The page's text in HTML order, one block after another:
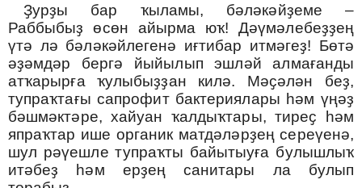
Ҙурҙы бар ҡыламы, бәләкәйҙеме –
Раббыбыҙ өсөн айырма юҡ!Дәүмәлебеҙҙең
үтә лә бәләкәйлегенә иғтибар итмәгеҙ! Бөтә
әҙәмдәр бергә йыйылып эшләй алмағанды
атҡарырға ҡулыбыҙҙан килә. Мәҫәлән беҙ,
тупраҡтағы сапрофит бактериялары һәм үңәҙ
бәшмәктәре, хайуан ҡалдыҡтары, тиреҫ һәм
япраҡтар ише органик матдәләрҙең сереүенә,
шул рәүешле тупраҡты байытыуға булышлыҡ
итәбеҙ һәм ерҙең санитары ла булып